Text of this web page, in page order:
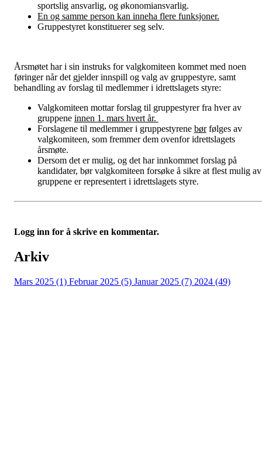
sportslig ansvarlig, og økonomiansvarlig.
En og samme person kan inneha flere funksjoner.
Gruppestyret konstituerer seg selv.
Årsmøtet har i sin instruks for valgkomiteen kommet med noen
føringer når det gjelder innspill og valg av gruppestyre, samt
behandling av forslag til medlemmer i idrettslagets styre:
Valgkomiteen mottar forslag til gruppestyrer fra hver av
gruppene innen 1. mars hvert år.
Forslagene til medlemmer i gruppestyrene børfølges av
valgkomiteen, som fremmer dem ovenfor idrettslagets
årsmøte.
Dersom det er mulig, og det har innkommet forslag på
kandidater, bør valgkomiteen forsøke å sikre at flest mulig av
gruppene er representert i idrettslagets styre.
Logg inn for å skrive en kommentar.
Arkiv
Mars 2025 (1) Februar 2025 (5) Januar 2025 (7) 2024 (49)